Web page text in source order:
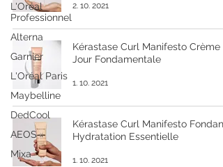
L'Oréal
Professionnel
Alterna
Garnier
L'Oréal Paris
Maybelline
DedCool
AEOS
Mixa
2. 10. 2021
Kérastase Curl Manifesto Crème
Jour Fondamentale
1. 10. 2021
Kérastase Curl Manifesto Fondant
Hydratation Essentielle
1. 10. 2021